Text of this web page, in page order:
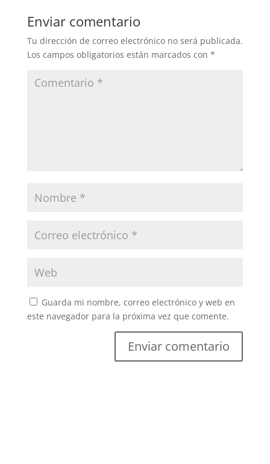
Enviar comentario
Tu dirección de correo electrónico no será publicada.
Los campos obligatorios están marcados con *
Guarda mi nombre, correo electrónico y web en
este navegador para la próxima vez que comente.